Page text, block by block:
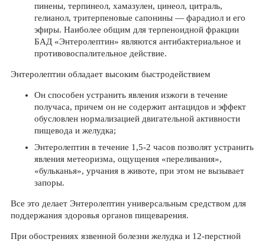
пинены, терпинеол, хамазулен, цинеол, цитраль,
гелианол, тритерпеновые сапонины — фарадиол и его
эфиры. Наиболее общим для терпеноидной фракции
БАД «Энтеролептин» являются антибактериальное и
противовоспалительное действие.
Энтеролептин обладает высоким быстродействием
Он способен устранить явления изжоги в течение
получаса, причем он не содержит антацидов и эффект
обусловлен нормализацией двигательной активности
пищевода и желудка;
Энтеролептин в течение 1,5-2 часов позволят устранить
явления метеоризма, ощущения «переливания»,
«бульканья», урчания в животе, при этом не вызывает
запоры.
Все это делает Энтеролептин универсальным средством для
поддержания здоровья органов пищеварения.
При обострениях язвенной болезни желудка и 12-перстной